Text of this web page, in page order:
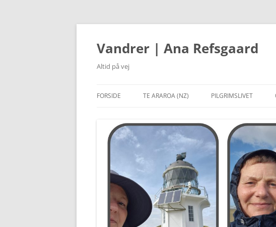
Hop
Vandrer | Ana Refsgaard
Altid på vej
FORSIDE TE ARAROA (NZ) PILGRIMSLIVET